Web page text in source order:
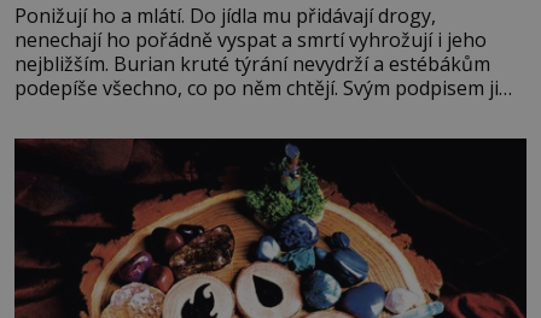
Ponižují ho a mlátí. Do jídla mu přidávají drogy,
nenechají ho pořádně vyspat a smrtí vyhrožují i jeho
nejbližším. Burian kruté týrání nevydrží a estébákům
podepíše všechno, co po něm chtějí. Svým podpisem jim
fyzický ani psychický nátlak. Syn brněnského řezníka
chce být knězem a